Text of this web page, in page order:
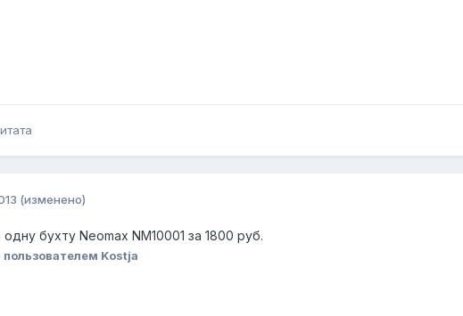
(изменено)
бухту Neomax NM10001 за 1800 руб.
пользователем Kostja